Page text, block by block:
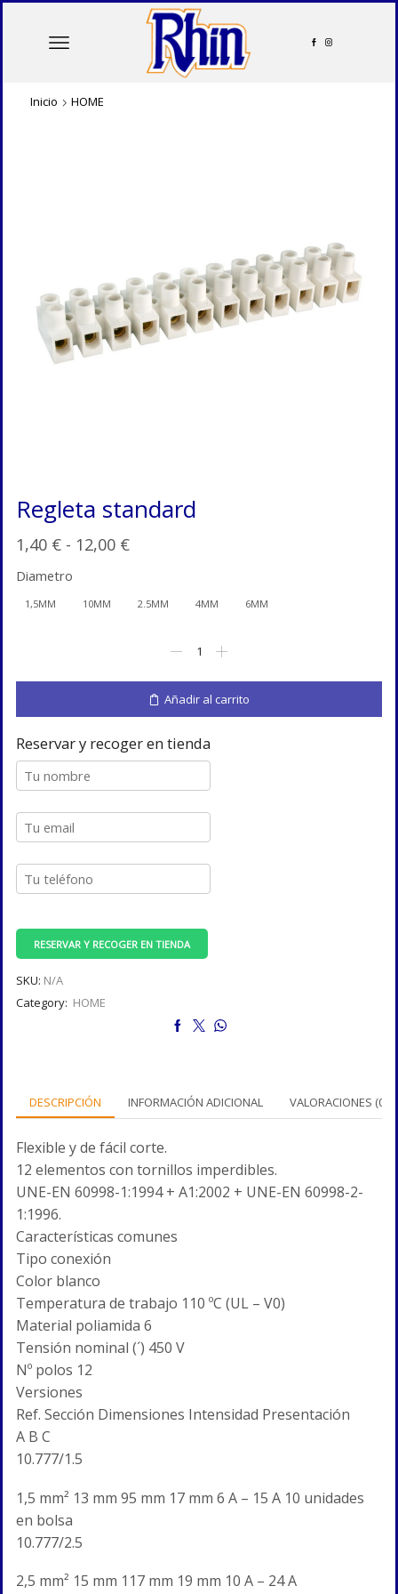
Inicio HOME
Regleta standard
1,40 € - 12,00 €Rango
precios:
1,40 €
12,00 €
Diametro
1,5MM 10MM 2.5MM 4MM 6MM
standard
Añadir al carrito
Reservar y recoger en tienda
RESERVAR Y RECOGER EN TIENDA
SKU: N/A
Category: HOME
DESCRIPCIÓN INFORMACIÓN ADICIONAL VALORACIONES (0)
Flexible y de fácil corte.
12 elementos con tornillos imperdibles.
UNE-EN 60998-1:1994 + A1:2002 + UNE-EN 60998-2-
1:1996.
Características comunes
Tipo conexión
Color blanco
Temperatura de trabajo 110 ºC (UL – V0)
Material poliamida 6
Tensión nominal (´) 450 V
Nº polos 12
Versiones
Ref. Sección Dimensiones Intensidad Presentación
A B C
10.777/1.5
1,5 mm² 13 mm 95 mm 17 mm 6 A – 15 A 10 unidades
en bolsa
10.777/2.5
2,5 mm² 15 mm 117 mm 19 mm 10 A – 24 A